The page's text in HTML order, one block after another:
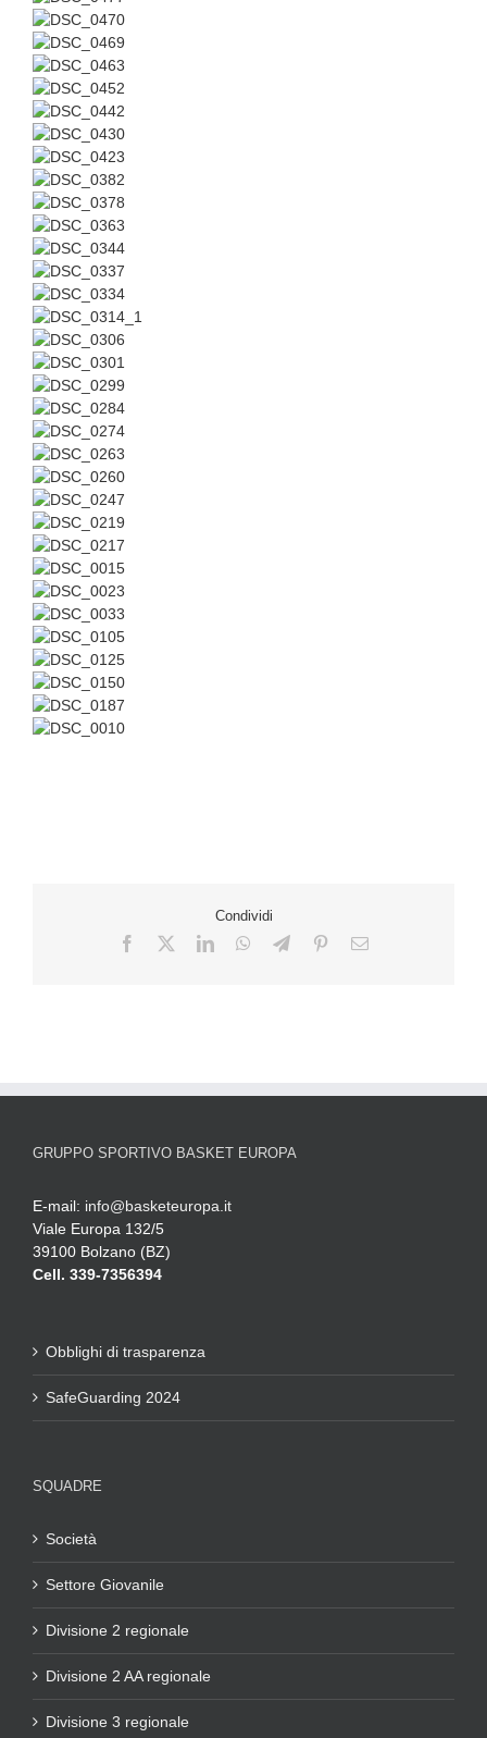
Condividi
GRUPPO SPORTIVO BASKET EUROPA
E-mail: info@basketeuropa.it
Viale Europa 132/5
39100 Bolzano (BZ)
Cell. 339-7356394
Obblighi di trasparenza
SafeGuarding 2024
SQUADRE
Società
Settore Giovanile
Divisione 2 regionale
Divisione 2 AA regionale
Divisione 3 regionale